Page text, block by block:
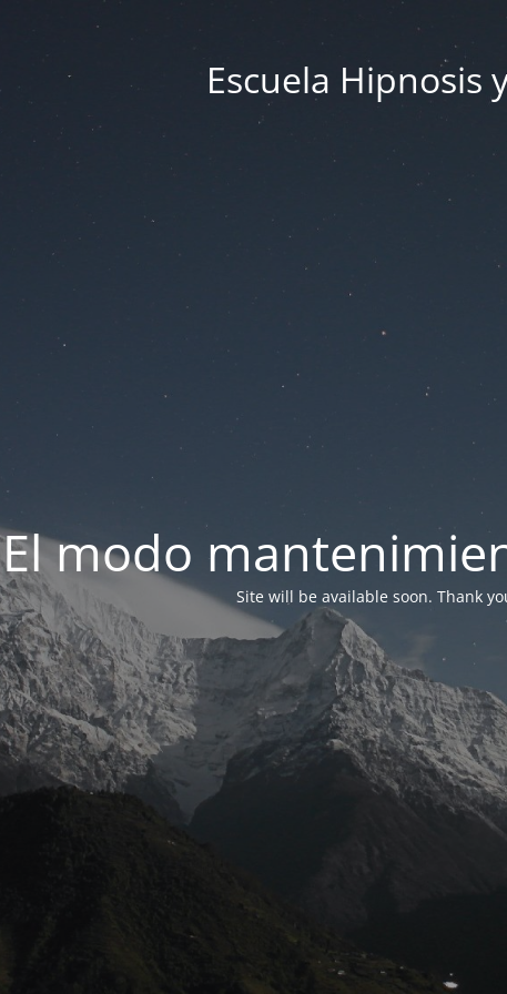
Escuela Hipnosis
El modo
Site will be available soon. Thank